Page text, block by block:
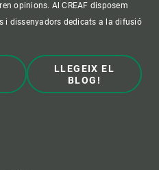
opinions. Al CREAF disposem
i dissenyadors dedicats a la difusió
LLEGEIX EL
BLOG!